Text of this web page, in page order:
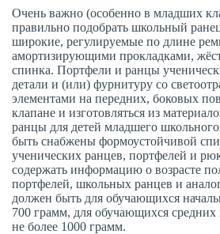
Очень важно (особенно в младших
правильно подобрать школьный
широкие, регулируемые по длине
амортизирующими прокладками,
спинка. Портфели и ранцы
детали и (или) фурнитуру со
элементами на передних, боковых
клапане и изготовляться из
ранцы для детей младшего
быть снабжены формоустойчивой
ученических ранцев, портфелей и
содержать информацию о возрасте
портфелей, школьных ранцев и
должен быть для обучающихся
700 грамм, для обучающихся средних
не более 1000 грамм.